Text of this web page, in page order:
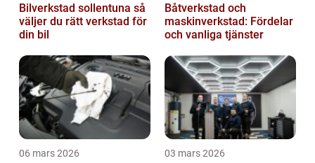
Bilverkstad sollentuna så
väljer du rätt verkstad för
din bil
Båtverkstad och
maskinverkstad: Fördelar
och vanliga tjänster
06 mars 2026 03 mars 2026